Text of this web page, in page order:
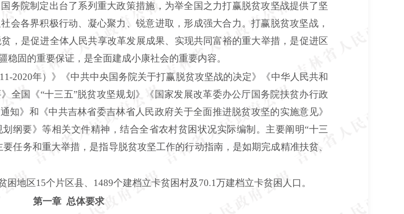
务院制定出台了系列重大政策措施，为举全国之力打赢脱贫攻坚战提供了坚
会各界积极行动、凝心聚力、锐意进取，形成强大合力。打赢脱贫攻坚战，
，是促进全体人民共享改革发展成果、实现共同富裕的重大举措，是促进区
固的重要保证，是全面建成小康社会的重要内容。
2020年）》《中共中央国务院关于打赢脱贫攻坚战的决定》《中华人民共和
全国《“十三五”脱贫攻坚规划》《国家发展改革委办公厅国务院扶贫办行政
知》和《中共吉林省委吉林省人民政府关于全面推进脱贫攻坚的实施意见》
纲要》等相关文件精神，结合全省农村贫困状况实际编制。主要阐明“十三
任务和重大举措，是指导脱贫攻坚工作的行动指南，是如期完成精准扶贫、
困地区15个片区县、1489个建档立卡贫困村及70.1万建档立卡贫困人口。
第一章总体要求